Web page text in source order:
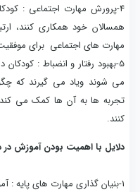
4-پرورش مهارت اجتماعی :
همسالان خود همکاری کنند،
مهارت های اجتماعی برای
5-بهبود رفتار و انضباط :
می شوند ویاد می گیرند که
تجربه ها به آن ها کمک می
کنند.
دلایل با اهمیت بودن آموزش در
1-بنیان گذاری مهارت های پایه :